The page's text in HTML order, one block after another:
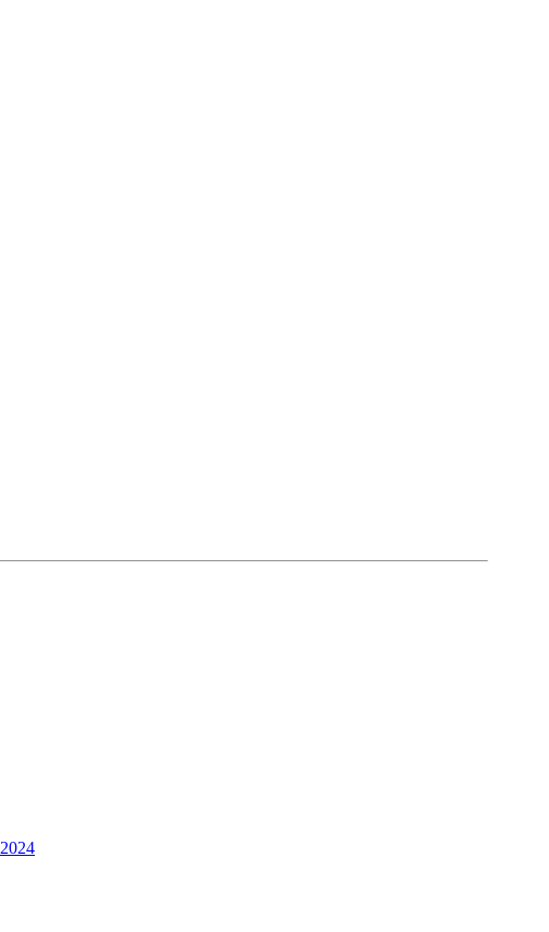
2024